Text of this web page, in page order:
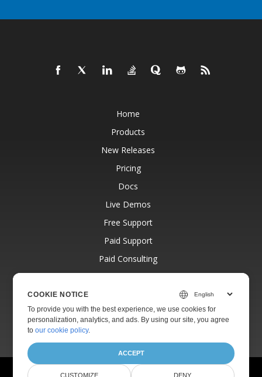
Home
Products
New Releases
Pricing
Docs
Live Demos
Free Support
Paid Support
Paid Consulting
Blog
About
© Aspose Pty Ltd 2001-2026. All Rights Reserved.
COOKIE NOTICE
To provide you with the best experience, we use cookies for
personalization, analytics, and ads. By using our site, you agree
toour cookie policy.
ACCEPT
CUSTOMIZE DENY